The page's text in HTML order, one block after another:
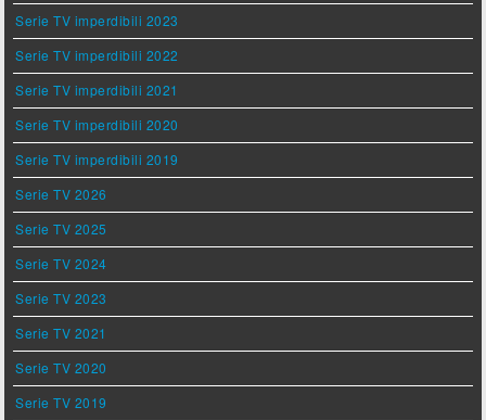
Serie TV imperdibili 2023
Serie TV imperdibili 2022
Serie TV imperdibili 2021
Serie TV imperdibili 2020
Serie TV imperdibili 2019
Serie TV 2026
Serie TV 2025
Serie TV 2024
Serie TV 2023
Serie TV 2021
Serie TV 2020
Serie TV 2019